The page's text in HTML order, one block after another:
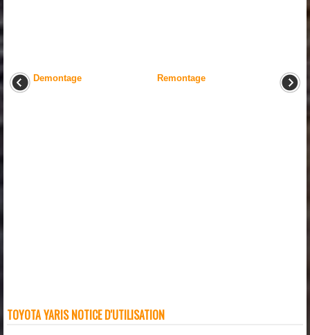
Demontage Remontage
TOYOTA YARIS NOTICE D'UTILISATION